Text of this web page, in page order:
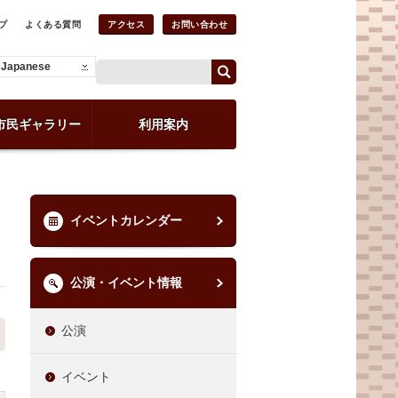
よくある質問 アクセス お問い合わせ
Japanese
民ギャラリー 利用案内
イベントカレンダー
公演・イベント情報
公演
イベント